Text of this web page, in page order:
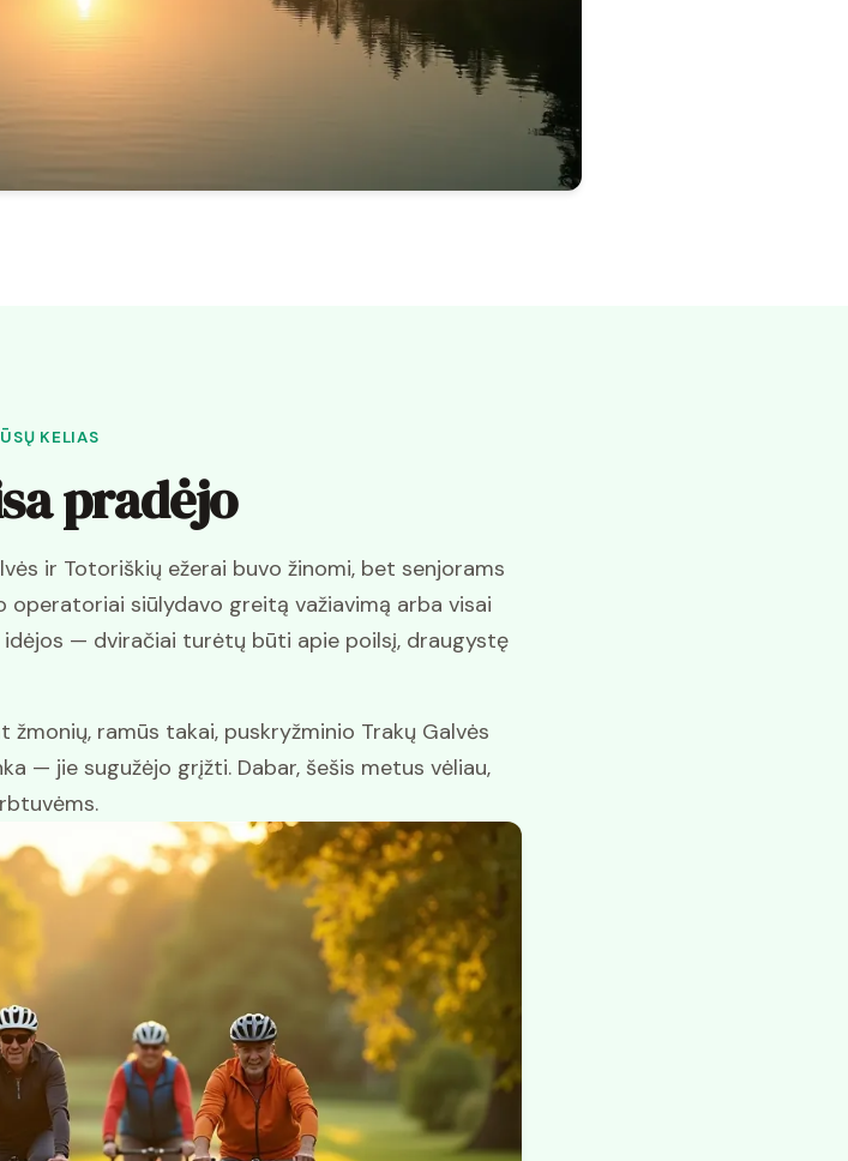
KELIAS
pradėjo
ir Totoriškių ežerai buvo žinomi, bet senjorams
siūlydavo greitą važiavimą arba visai
— dviračiai turėtų būti apie poilsį, draugystę
ramūs takai, puskryžminio Trakų Galvės
— jie sugužėjo grįžti. Dabar, šešis metus vėliau,